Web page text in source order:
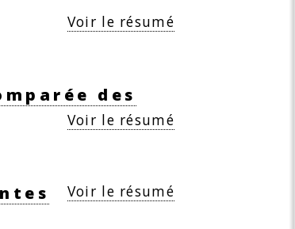
Voir le résumé
des
Voir le résumé
Voir le résumé